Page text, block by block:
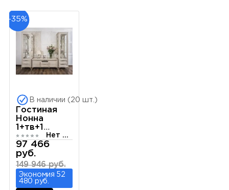
-35%
В наличии (20 шт.)
Гостиная
Нонна
1+тв+1
бежевый
глянец
Нет отзывов
97 466
руб.
149 946 руб.
Экономия 52
480 руб.